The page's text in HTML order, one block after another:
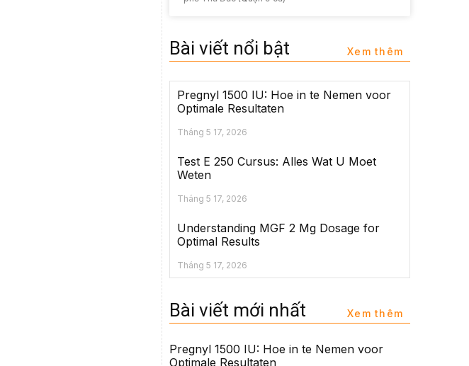
Bài viết nổi bật Xem thêm
Pregnyl 1500 IU: Hoe in te Nemen voor
Optimale Resultaten
Tháng 5 17, 2026
Test E 250 Cursus: Alles Wat U Moet
Weten
Tháng 5 17, 2026
Understanding MGF 2 Mg Dosage for
Optimal Results
Tháng 5 17, 2026
Bài viết mới nhất Xem thêm
Pregnyl 1500 IU: Hoe in te Nemen voor
Optimale Resultaten